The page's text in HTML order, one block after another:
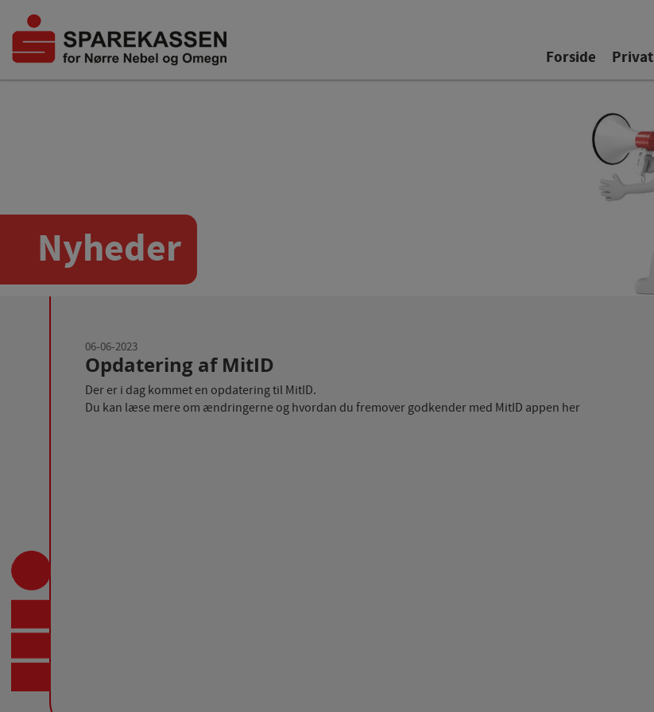
Forside Privat
Nyheder
06-06-2023
Opdatering af MitID
Der er i dag kommet en opdatering til MitID.
Du kan læse mere om ændringerne og hvordan du fremover godkender med MitID appen her